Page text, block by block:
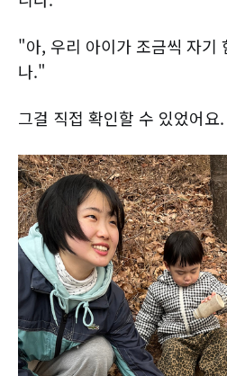
"아, 우리 아이가 조금씩 자기
나."
그걸 직접 확인할 수 있었어요.